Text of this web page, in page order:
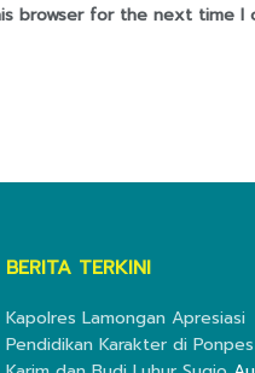
browser for the next time I
BERITA TERKINI
Kapolres Lamongan Apresiasi
Pendidikan Karakter di